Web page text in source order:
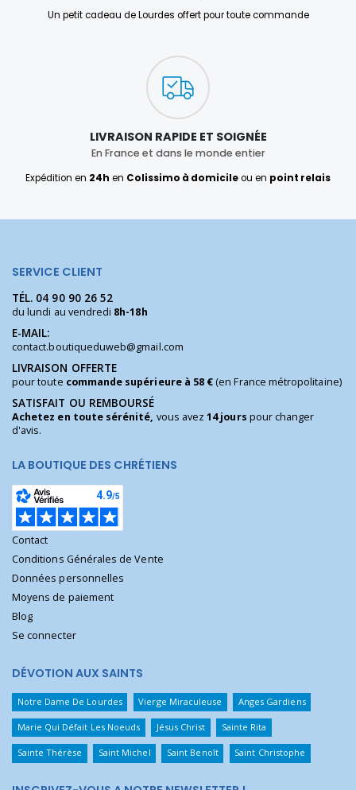
Un petit cadeau de Lourdes offert pour toute commande
LIVRAISON RAPIDE ET SOIGNÉE
En France et dans le monde entier
Expédition en 24h en Colissimo à domicileou en point relais
SERVICE CLIENT
TÉL. 04 90 90 26 52
du lundi au vendredi 8h-18h
E-MAIL:
contact.boutiqueduweb@gmail.com
LIVRAISON OFFERTE
pour toute commande supérieure à 58 €(en France métropolitaine)
SATISFAIT OU REMBOURSÉ
Achetez en toute sérénité, vous avez14 jours pour changer
d'avis.
LA BOUTIQUE DES CHRÉTIENS
Contact
Conditions Générales de Vente
Données personnelles
Moyens de paiement
Blog
Se connecter
DÉVOTION AUX SAINTS
Notre Dame De Lourdes Vierge Miraculeuse Anges Gardiens
Marie Qui Défait Les Noeuds Jésus Christ Sainte Rita
Sainte Thérèse Saint Michel Saint Benoît Saint Christophe